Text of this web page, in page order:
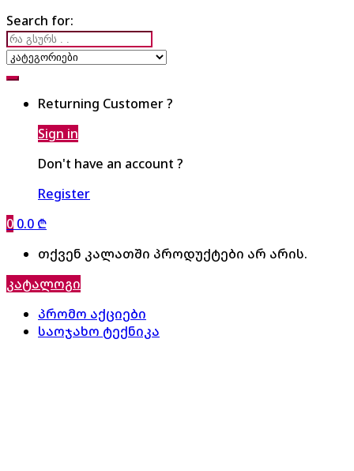
Search for:
Returning Customer ?
Sign in
Don't have an account ?
Register
0 0.0 ₾
თქვენ კალათში პროდუქტები არ არის.
კატალოგი
პრომო აქციები
საოჯახო ტექნიკა